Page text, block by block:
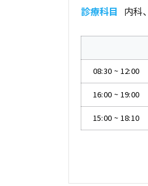
診療科目 内科
08:30 ~ 12:00
16:00 ~ 19:00
15:00 ~ 18:10